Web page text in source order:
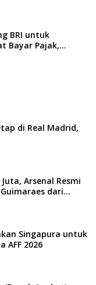
BRI untuk
Bayar Pajak,
di Real Madrid,
Arsenal Resmi
dari
Singapura untuk
AFF 2026